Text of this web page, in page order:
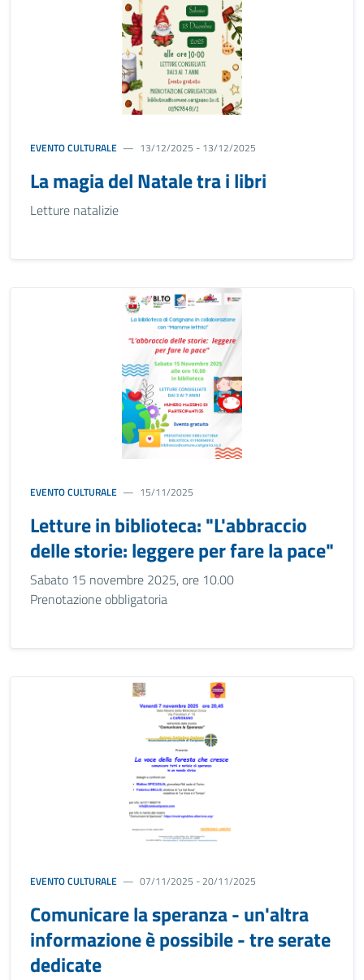
EVENTO CULTURALE 13/12/2025 - 13/12/2025
La magia del Natale tra i libri
Letture natalizie
EVENTO CULTURALE 15/11/2025
Letture in biblioteca: "L'abbraccio
delle storie: leggere per fare la pace"
Sabato 15 novembre 2025, ore 10.00
Prenotazione obbligatoria
EVENTO CULTURALE 07/11/2025 - 20/11/2025
Comunicare la speranza - un'altra
informazione è possibile - tre serate
dedicate